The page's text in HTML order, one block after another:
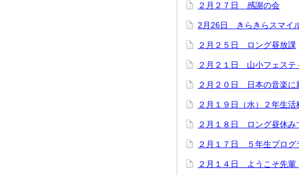
２月２７日 感謝の会
2月26日 きらきらスマイ
２月２５日 ロング昼放課
２月２１日 山小フェステ
２月２０日 日本の音楽に
２月１９日（水）２年生活
２月１８日 ロング昼休み
２月１７日 ５年生プログ
２月１４日 ようこそ先